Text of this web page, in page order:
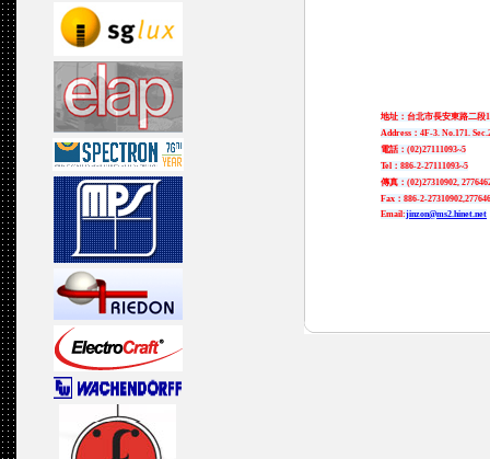
地址：台北市長安東路二段
Address：4F-3. No.171.
電話：(02)27111093~5
Tel：886-2-27111093~5
傳真：(02)27310902,
Fax：886-2-
Email:jinzon@ms2.hinet.net